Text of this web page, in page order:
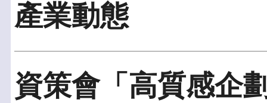
產業動態
資策會「高質感企